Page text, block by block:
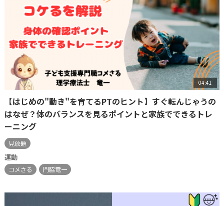
04:41
【はじめの"動き"を育てるPTのヒント】すぐ転んじゃうの
はなぜ？体のバランスを見るポイントと家族でできるトレ
ーニング
見放題
運動
コメさる 門脇竜一